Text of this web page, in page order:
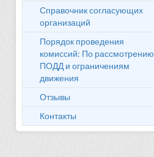
Справочник согласующих
организаций
Порядок проведения
комиссий: По рассмотрению
ПОДД и ограничениям
движения
Отзывы
Контакты